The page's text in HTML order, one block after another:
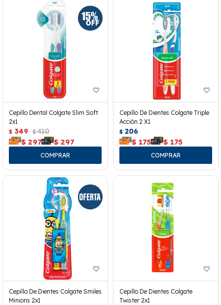
Cepillo Dental Colgate Slim Soft
2x1
$ 349 $ 410
$ 297 $ 297
Cepillo De Dientes Colgate Triple
Acción 2 X1
$ 206
$ 175 $ 175
Cepillo De Dientes Colgate Smiles
Minions 2x1
Cepillo De Dientes Colgate
Twister 2x1